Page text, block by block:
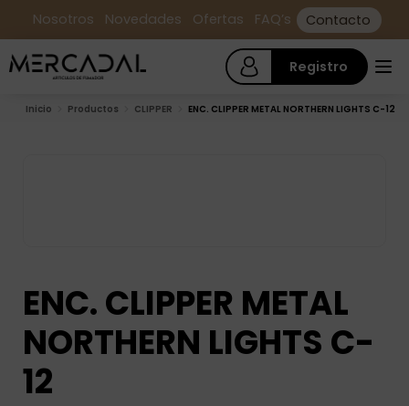
Nosotros Novedades Ofertas FAQ’s Contacto
Registro
Inicio Productos CLIPPER ENC. CLIPPER METAL NORTHERN LIGHTS C-12
ENC. CLIPPER METAL
NORTHERN LIGHTS C-
12